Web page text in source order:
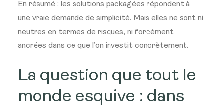
En résumé : les solutions packagées répondent à
une vraie demande de simplicité. Mais elles ne sont ni
neutres en termes de risques, ni forcément
ancrées dans ce que l’on investit concrètement.
La question que tout le
monde esquive : dans